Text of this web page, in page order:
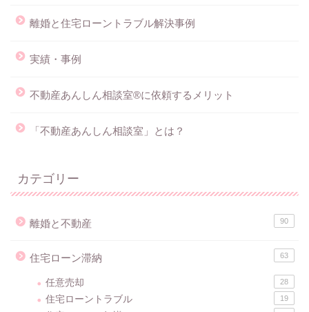
離婚と住宅ローントラブル解決事例
実績・事例
不動産あんしん相談室®に依頼するメリット
「不動産あんしん相談室」とは？
カテゴリー
離婚と不動産 90
住宅ローン滞納 63
任意売却 28
住宅ローントラブル 19